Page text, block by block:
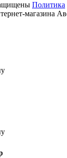
Политика
магазина